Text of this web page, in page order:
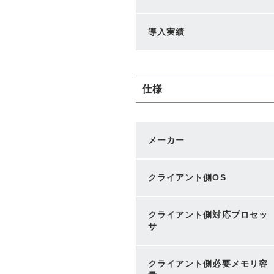
導入実績
仕様
メーカー
クライアント側OS
クライアント側対応プロセッ
サ
クライアント側必要メモリ容